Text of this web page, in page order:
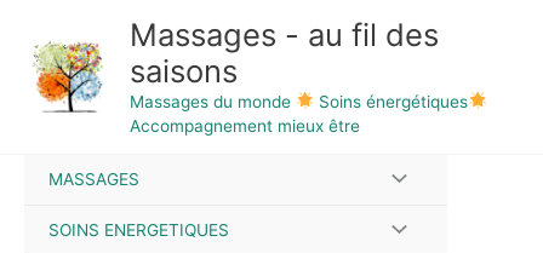
contenu
Massages - au fil des
saisons
Massages du monde
Soins énergétiques
Accompagnement mieux être
MASSAGES
SOINS ENERGETIQUES